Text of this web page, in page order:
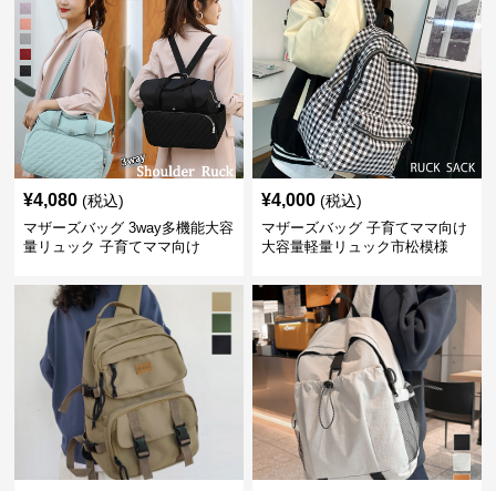
¥4,080 (税込)
マザーズバッグ 3way多機能大容
量リュック 子育てママ向け
¥4,000 (税込)
マザーズバッグ 子育てママ向け
大容量軽量リュック市松模様